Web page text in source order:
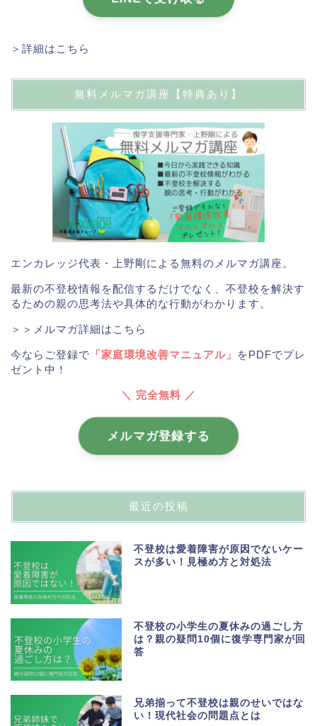
＞詳細はこちら
無料メルマガ講座【特典あり】
エンカレッジ代表・上野剛による無料のメルマガ講座。
最新の不登校情報を配信するだけでなく、不登校を解決す
るための親の思考法や具体的な行動がわかります。
＞＞メルマガ詳細はこちら
今ならご登録で 「家庭環境改善マニュアル」
をPDFでプレ
ゼント中！
＼ 完全無料 ／
メルマガ登録する
最近の投稿
不登校は愛着障害が原因でないケー
スが多い！見極め方と対処法
不登校の小学生の夏休みの過ごし方
は？親の疑問10個に復学専門家が回
答
兄弟揃って不登校は親のせいではな
い！現代社会の問題点とは